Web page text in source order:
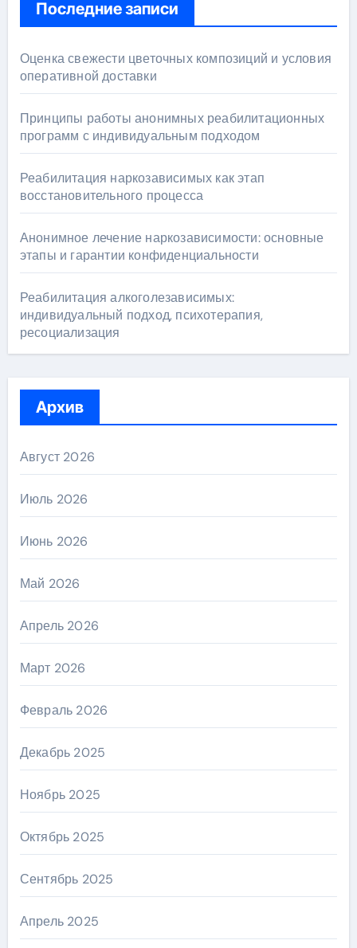
Последние записи
Оценка свежести цветочных композиций и условия
оперативной доставки
Принципы работы анонимных реабилитационных
программ с индивидуальным подходом
Реабилитация наркозависимых как этап
восстановительного процесса
Анонимное лечение наркозависимости: основные
этапы и гарантии конфиденциальности
Реабилитация алкоголезависимых:
индивидуальный подход, психотерапия,
ресоциализация
Архив
Август 2026
Июль 2026
Июнь 2026
Май 2026
Апрель 2026
Март 2026
Февраль 2026
Декабрь 2025
Ноябрь 2025
Октябрь 2025
Сентябрь 2025
Апрель 2025